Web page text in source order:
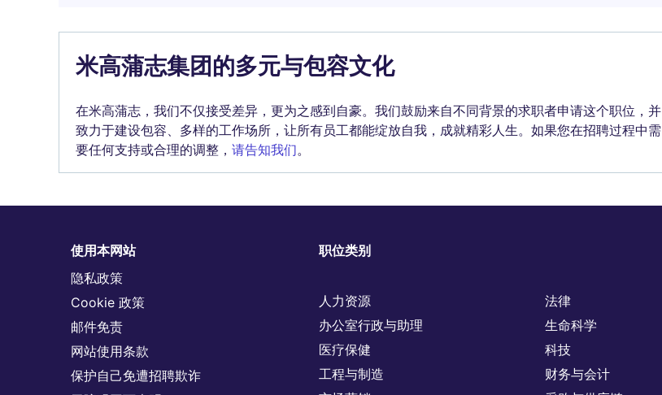
米高蒲志集团的多元与包容文化
在米高蒲志，我们不仅接受差异，更为之感到自豪。我们鼓励来自不同背景的求职者申请这个职位，并
致力于建设包容、多样的工作场所，让所有员工都能绽放自我，成就精彩人生。如果您在招聘过程中需
要任何支持或合理的调整， 请告知我们。
使用本网站
隐私政策
Cookie 政策
邮件免责
网站使用条款
保护自己免遭招聘欺诈
职位类别
人力资源
办公室行政与助理
医疗保健
工程与制造
法律
生命科学
科技
财务与会计